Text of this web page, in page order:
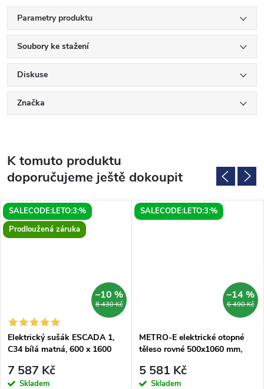
Parametry produktu
Soubory ke stažení
Diskuse
Značka
K tomuto produktu
doporučujeme ještě dokoupit
SALECODE:LETO:3:%
Prodloužená záruka
8 430 Kč
–10 %
Elektrický sušák ESCADA 1,
C34 bílá matná, 600 x 1600
7 587 Kč
Skladem
SALECODE:LETO:3:%
6 490 Kč
–14 %
METRO-E elektrické otopné
těleso rovné 500x1060 mm,
5 581 Kč
Skladem